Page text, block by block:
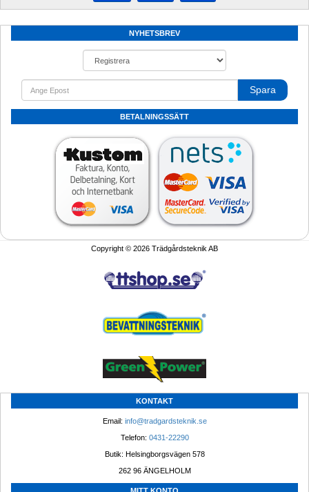
NYHETSBREV
Spara
BETALNINGSSÄTT
Copyright © 2026 Trädgårdsteknik AB
KONTAKT
Email: info@tradgardsteknik.se
Telefon: 0431-22290
Butik: Helsingborgsvägen 578
262 96 ÄNGELHOLM